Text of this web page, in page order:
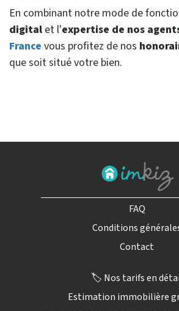
En combinant notre mode de
digital et l'expertise de nos
France vous profitez de nos
que soit situé votre bien.
FAQ
Conditions
Contact
🏷️ Nos tarifs en
Estimation immobilière